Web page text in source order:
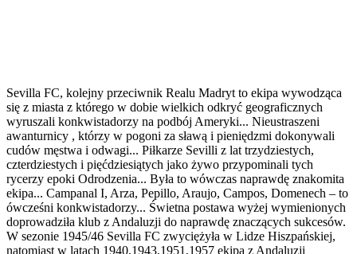
Sevilla FC, kolejny przeciwnik Realu Madryt to ekipa wywodząca
się z miasta z którego w dobie wielkich odkryć geograficznych
wyruszali konkwistadorzy na podbój Ameryki... Nieustraszeni
awanturnicy , którzy w pogoni za sławą i pieniędzmi dokonywali
cudów męstwa i odwagi... Piłkarze Sevilli z lat trzydziestych,
czterdziestych i pięćdziesiątych jako żywo przypominali tych
rycerzy epoki Odrodzenia... Była to wówczas naprawdę znakomita
ekipa... Campanal I, Arza, Pepillo, Araujo, Campos, Domenech – to
ówcześni konkwistadorzy... Świetna postawa wyżej wymienionych
doprowadziła klub z Andaluzji do naprawdę znaczących sukcesów.
W sezonie 1945/46 Sevilla FC zwyciężyła w Lidze Hiszpańskiej,
natomiast w latach 1940,1943,1951,1957 ekipa z Andaluzji